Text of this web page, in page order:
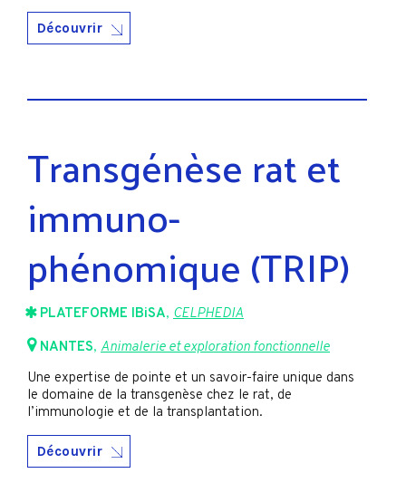
Découvrir
Transgénèse rat et
immuno-
phénomique (TRIP)
PLATEFORME IBiSA, CELPHEDIA
NANTES, Animalerie et exploration fonctionnelle
Une expertise de pointe et un savoir-faire unique dans
le domaine de la transgenèse chez le rat, de
l’immunologie et de la transplantation.
Découvrir